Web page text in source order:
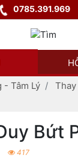
0785.391.969
- Tâm Lý
Bứt
417